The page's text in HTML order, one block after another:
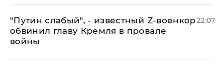
​"Путин слабый", - известный Z-военкор
обвинил главу Кремля в провале
войны
22:07